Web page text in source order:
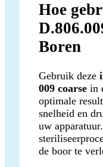
Hoe
Boren
Gebruik deze
009 coarse in
optimale
snelheid en
uw
de boor te